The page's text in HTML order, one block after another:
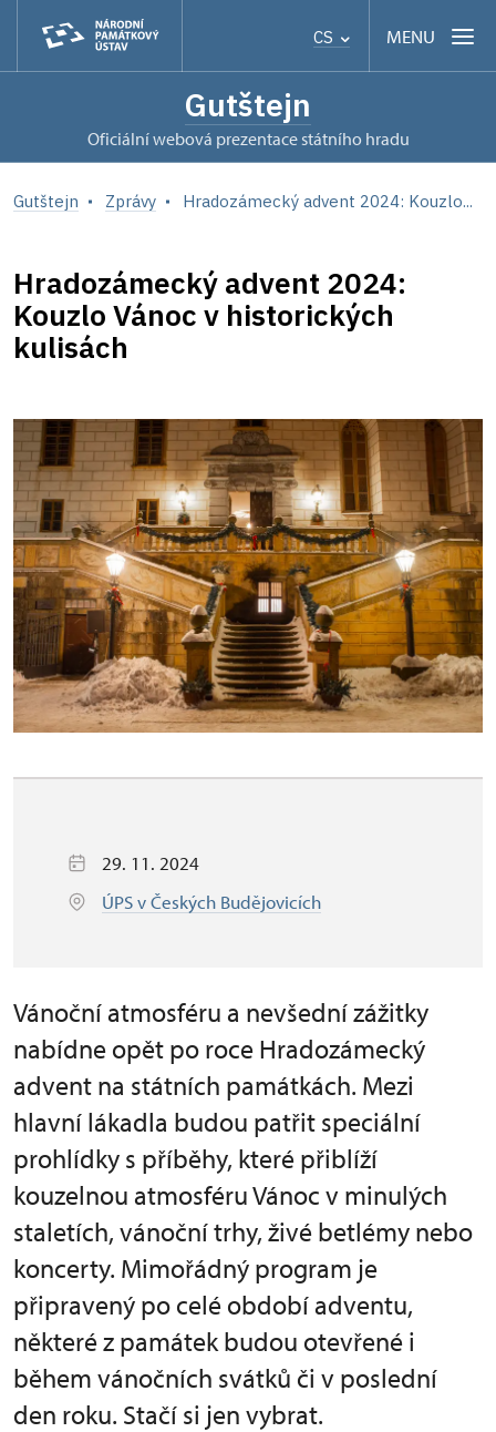
CS MENU
Gutštejn
oficiální webová prezentace státního hradu
Gutštejn Zprávy Hradozámecký advent 2024: Kouzlo...
Hradozámecký advent 2024:
Kouzlo Vánoc v historických
kulisách
29. 11. 2024
ÚPS v Českých Budějovicích
Vánoční atmosféru a nevšední zážitky
nabídne opět po roce Hradozámecký
advent na státních památkách. Mezi
hlavní lákadla budou patřit speciální
prohlídky s příběhy, které přiblíží
kouzelnou atmosféru Vánoc v minulých
staletích, vánoční trhy, živé betlémy nebo
koncerty. Mimořádný program je
připravený po celé období adventu,
některé z památek budou otevřené i
během vánočních svátků či v poslední
den roku. Stačí si jen vybrat.